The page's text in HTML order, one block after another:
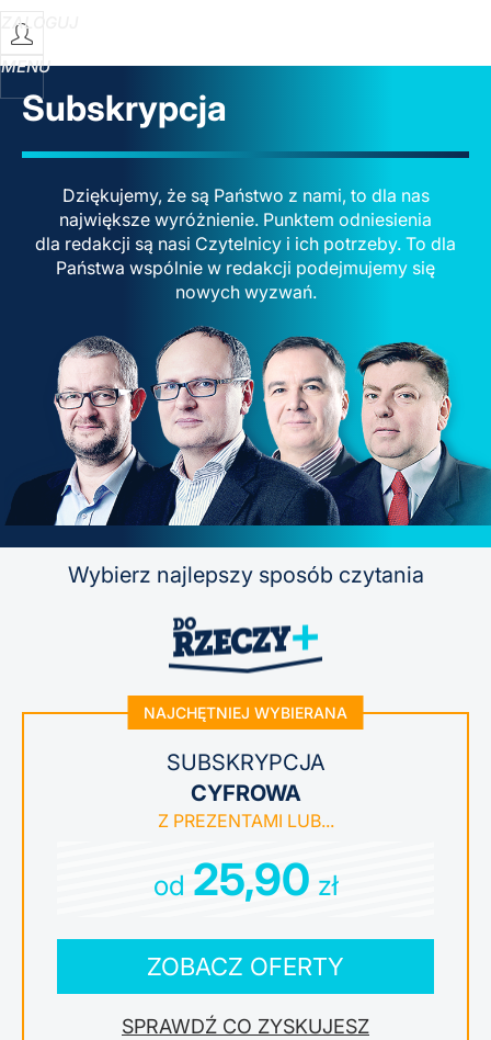
ZALOGUJ
MENU
Subskrypcja
Dziękujemy, że są Państwo z nami, to dla nas
największe wyróżnienie. Punktem odniesienia
dla redakcji są nasi Czytelnicy i ich potrzeby. To dla
Państwa wspólnie w redakcji podejmujemy się
nowych wyzwań.
Wybierz najlepszy sposób czytania
SUBSKRYPCJA
CYFROWA
NAJCHĘTNIEJ WYBIERANA
od 25,90 zł
ZOBACZ OFERTY
ZYSKUJESZ